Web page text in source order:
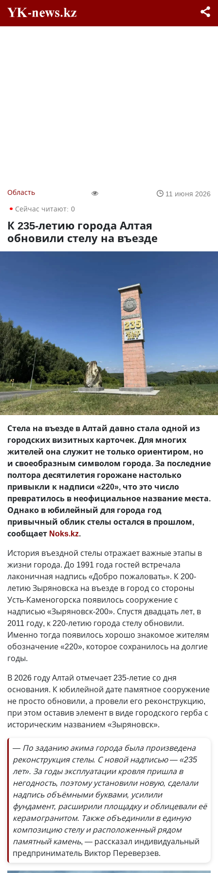
Область
11 июня 2026
Сейчас читают: 0
К 235-летию города Алтая
обновили стелу на въезде
Стела на въезде в Алтай давно стала одной из
городских визитных карточек. Для многих
жителей она служит не только ориентиром, но
и своеобразным символом города. За последние
полтора десятилетия горожане настолько
привыкли к надписи «220», что это число
превратилось в неофициальное название места.
Однако в юбилейный для города год
привычный облик стелы остался в прошлом,
сообщает Noks.kz.
История въездной стелы отражает важные этапы в
жизни города. До 1991 года гостей встречала
лаконичная надпись «Добро пожаловать». К 200-
летию Зыряновска на въезде в город со стороны
Усть-Каменогорска появилось сооружение с
надписью «Зыряновск-200». Спустя двадцать лет, в
2011 году, к 220-летию города стелу обновили.
Именно тогда появилось хорошо знакомое жителям
обозначение «220», которое сохранилось на долгие
годы.
В 2026 году Алтай отмечает 235-летие со дня
основания. К юбилейной дате памятное сооружение
не просто обновили, а провели его реконструкцию,
при этом оставив элемент в виде городского герба с
историческим названием «Зыряновск».
— По заданию акима города была произведена
реконструкция стелы. С новой надписью — «235
лет». За годы эксплуатации кровля пришла в
негодность, поэтому установили новую, сделали
надпись объёмными буквами, усилили
фундамент, расширили площадку и облицевали её
керамогранитом. Также объединили в единую
композицию стелу и расположенный рядом
памятный камень, — рассказал индивидуальный
предприниматель Виктор Переверзев.